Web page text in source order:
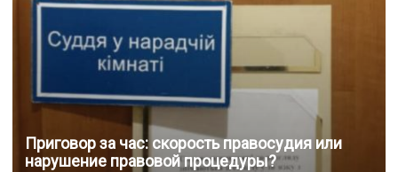
Приговор за час: скорость правосудия или
нарушение правовой процедуры?